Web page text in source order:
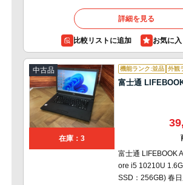
詳細を見る
比較リストに追加
中古品
在庫：3
機能ランク:並品 外観
富士通
富士通 LIFEBOOK
ore i5 10210U
SSD：256GB) 春